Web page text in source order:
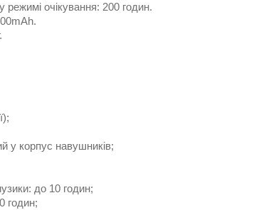
режимі очікування: 200 годин.
у корпус навушників;
до 10 годин;
годин;